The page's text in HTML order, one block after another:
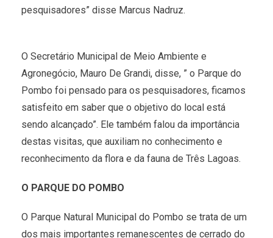
pesquisadores” disse Marcus Nadruz.
O Secretário Municipal de Meio Ambiente e
Agronegócio, Mauro De Grandi, disse, ” o Parque do
Pombo foi pensado para os pesquisadores, ficamos
satisfeito em saber que o objetivo do local está
sendo alcançado”. Ele também falou da importância
destas visitas, que auxiliam no conhecimento e
reconhecimento da flora e da fauna de Três Lagoas.
O PARQUE DO POMBO
O Parque Natural Municipal do Pombo se trata de um
dos mais importantes remanescentes de cerrado do